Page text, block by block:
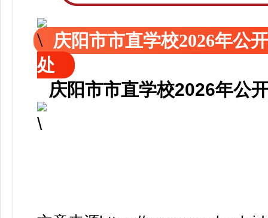
庆阳市市直学校2026年公
处
庆阳市市直学校2026年公